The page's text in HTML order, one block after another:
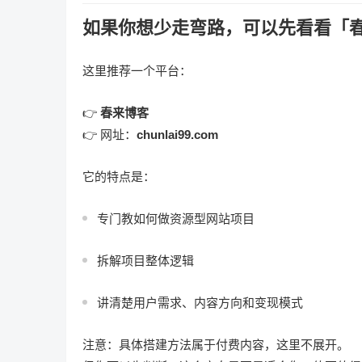
如果你想少走弯路，可以先看看「
这里推荐一个平台：
👉 春来博客
👉 网址： chunlai99.com
它的特点是：
专门教如何做资源型网站项目
拆解项目整体逻辑
讲清楚用户需求、内容方向和变现模式
注意：具体搭建方法属于付费内容，这里不展开。